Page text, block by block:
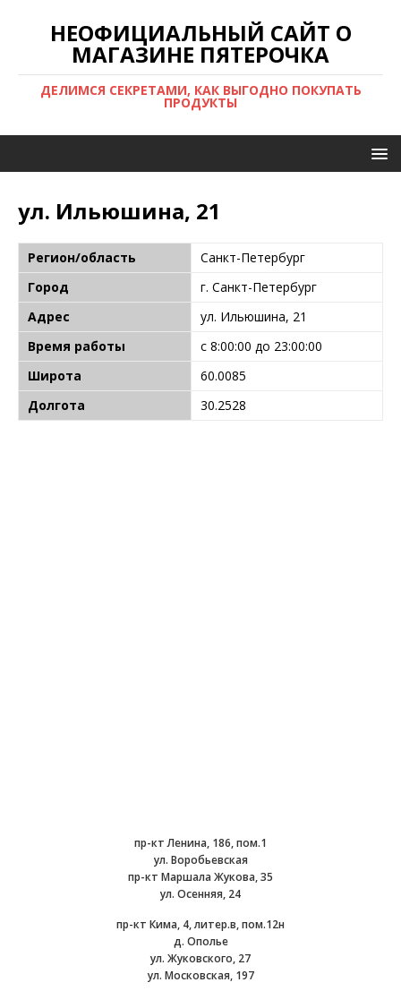
НЕОФИЦИАЛЬНЫЙ САЙТ О
МАГАЗИНЕ ПЯТЕРОЧКА
ДЕЛИМСЯ СЕКРЕТАМИ, КАК ВЫГОДНО ПОКУПАТЬ
ПРОДУКТЫ
ул. Ильюшина, 21
Регион/область
Санкт-Петербург
Город
г. Санкт-Петербург
Адрес
ул. Ильюшина, 21
Время работы
с 8:00:00 до 23:00:00
Широта
60.0085
Долгота
30.2528
пр-кт Ленина, 186, пом.1
ул. Воробьевская
пр-кт Маршала Жукова, 35
ул. Осенняя, 24
пр-кт Кима, 4, литер.в, пом.12н
д. Ополье
ул. Жуковского, 27
ул. Московская, 197